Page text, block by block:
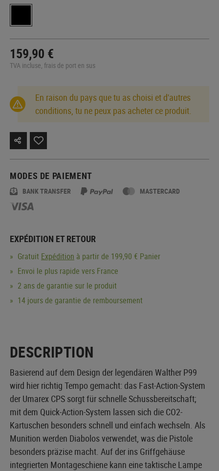
159,90 €
TVA incluse, frais de port en sus
En raison du pays que tu as choisi et d'autres
conditions, tu ne peux pas acheter ce produit.
MODES DE PAIEMENT
BANK TRANSFER MASTERCARD
EXPÉDITION ET RETOUR
Gratuit Expédition à partir de 199,90 € Panier
Envoi le plus rapide vers France
2 ans de garantie sur le produit
14 jours de garantie de remboursement
DESCRIPTION
Basierend auf dem Design der legendären Walther P99
wird hier richtig Tempo gemacht: das Fast-Action-System
der Umarex CPS sorgt für schnelle Schussbereitschaft;
mit dem Quick-Action-System lassen sich die CO2-
Kartuschen besonders schnell und einfach wechseln. Als
Munition werden Diabolos verwendet, was die Pistole
besonders präzise macht. Auf der ins Griffgehäuse
integrierten Montageschiene kann eine taktische Lampe